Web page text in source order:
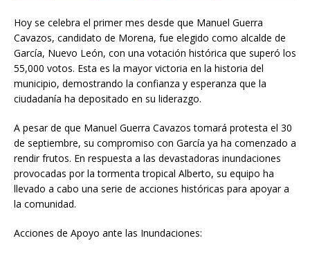
Hoy se celebra el primer mes desde que Manuel Guerra
Cavazos, candidato de Morena, fue elegido como alcalde de
García, Nuevo León, con una votación histórica que superó los
55,000 votos. Esta es la mayor victoria en la historia del
municipio, demostrando la confianza y esperanza que la
ciudadanía ha depositado en su liderazgo.
A pesar de que Manuel Guerra Cavazos tomará protesta el 30
de septiembre, su compromiso con García ya ha comenzado a
rendir frutos. En respuesta a las devastadoras inundaciones
provocadas por la tormenta tropical Alberto, su equipo ha
llevado a cabo una serie de acciones históricas para apoyar a
la comunidad.
Acciones de Apoyo ante las Inundaciones: